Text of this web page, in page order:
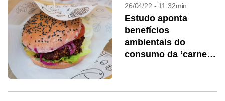
26/04/22 - 11:32min
Estudo aponta
benefícios
ambientais do
consumo da ‘carne